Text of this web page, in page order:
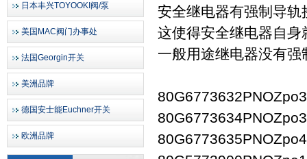
日本丰兴TOYOOKI阀/泵
美国MAC阀门办事处
法国Georgin开关
美洲品牌
德国安士能Euchner开关
欧洲品牌
安全继电器有强制导
这使得安全继电器自
一般用途继电器没有强